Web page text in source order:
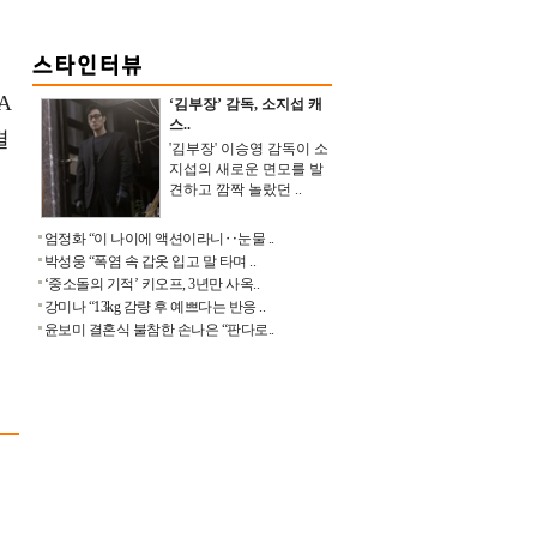
‘김부장’ 감독, 소지섭 캐
스..
'김부장' 이승영 감독이 소
지섭의 새로운 면모를 발
견하고 깜짝 놀랐던 ..
엄정화 “이 나이에 액션이라니‥눈물 ..
박성웅 “폭염 속 갑옷 입고 말 타며 ..
‘중소돌의 기적’ 키오프, 3년만 사옥..
강미나 “13kg 감량 후 예쁘다는 반응 ..
윤보미 결혼식 불참한 손나은 “판다로..